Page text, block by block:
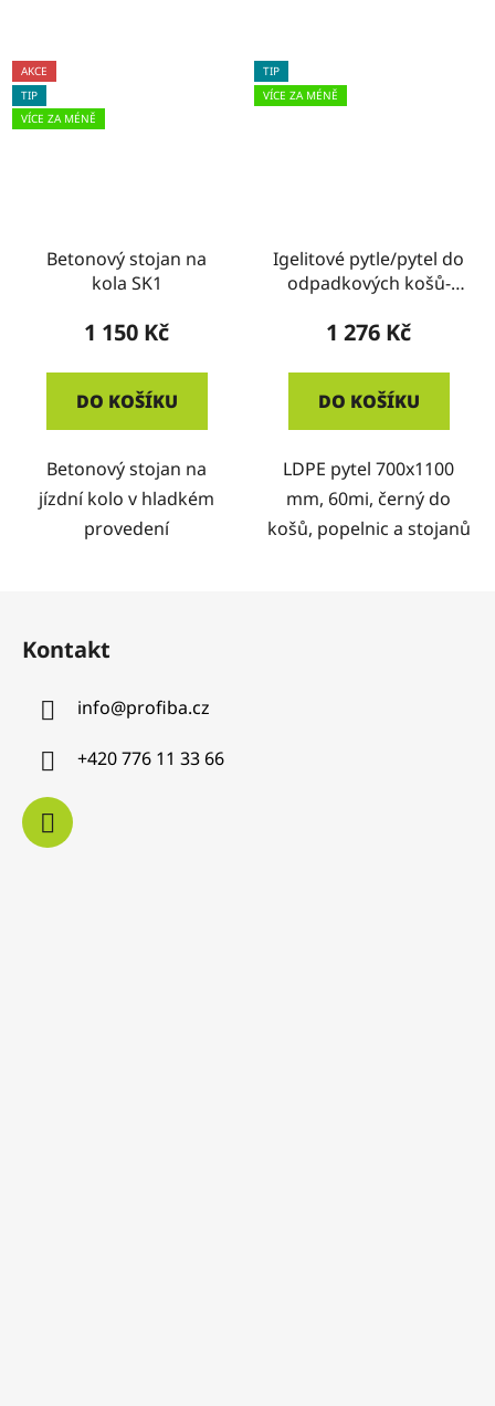
AKCE
TIP
VÍCE ZA MÉNĚ
Betonový stojan na
kola SK1
1 150 Kč
DO KOŠÍKU
Betonový stojan na
jízdní kolo v hladkém
provedení
TIP
VÍCE ZA MÉNĚ
Igelitové pytle/pytel do
odpadkových košů-
1 276 Kč
DO KOŠÍKU
LDPE pytel 700x1100
mm, 60mi, černý do
košů, popelnic a stojanů
Kontakt
info@profiba.cz
+420 776 11 33 66